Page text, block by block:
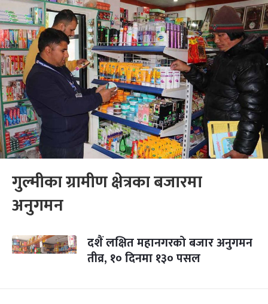
गुल्मीका ग्रामीण क्षेत्रका बजारमा
अनुगमन
दशैं लक्षित महानगरको बजार अनुगमन
तीव्र, १० दिनमा १३० पसल